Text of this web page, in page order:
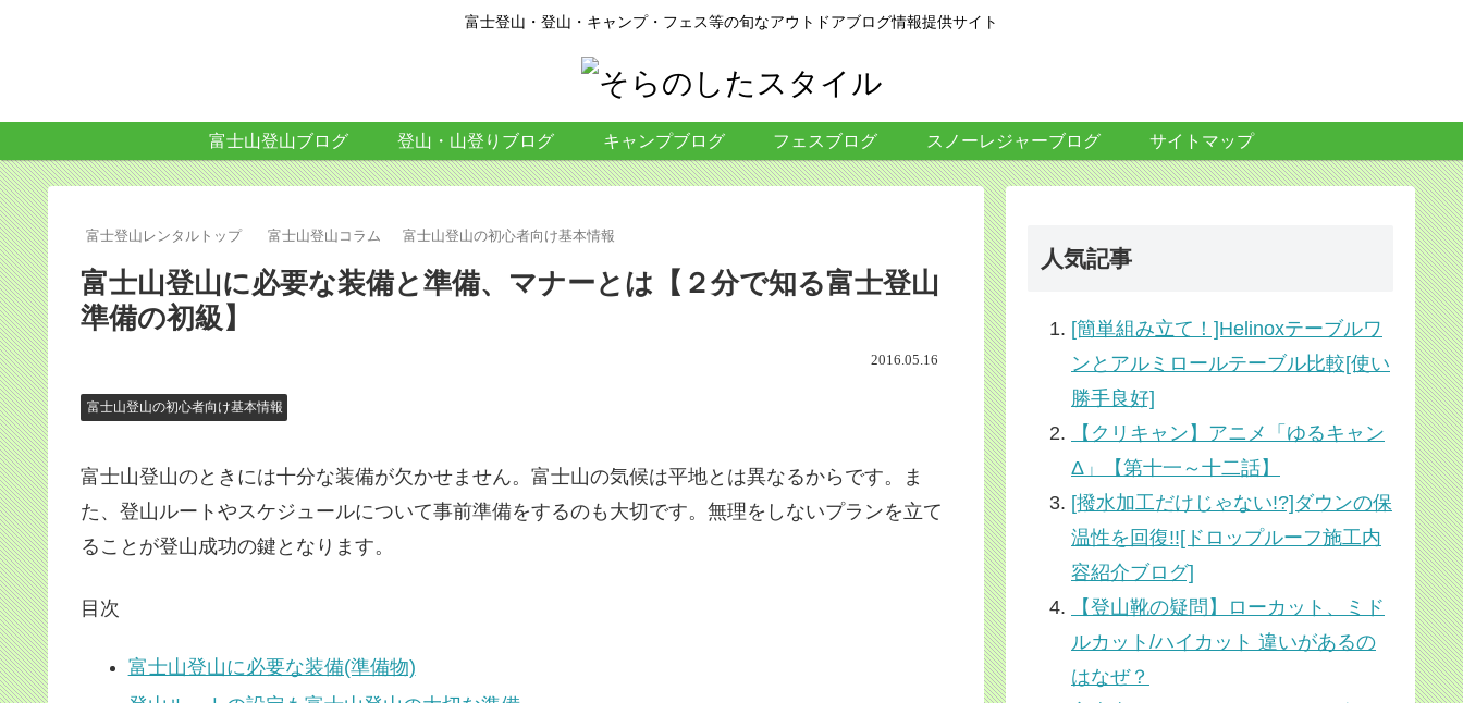
富士登山・登山・キャンプ・フェス等の旬なアウトドアブログ情報提供サイト
富士山登山ブログ 登山・山登りブログ キャンプブログ フェスブログ スノーレジャーブログ サイトマップ
富士登山レンタルトップ 富士山登山コラム 富士山登山の初心者向け基本情報
富士山登山に必要な装備と準備、マナーとは【２分で知る富士登山
準備の初級】
2016.05.16
富士山登山の初心者向け基本情報
富士山登山のときには十分な装備が欠かせません。富士山の気候は平地とは異なるからです。ま
た、登山ルートやスケジュールについて事前準備をするのも大切です。無理をしないプランを立て
ることが登山成功の鍵となります。
目次
富士山登山に必要な装備(準備物)
人気記事
[簡単組み立て！]Helinoxテーブルワ
ンとアルミロールテーブル比較[使い
勝手良好]
【クリキャン】アニメ「ゆるキャン
Δ」【第十一～十二話】
[撥水加工だけじゃない!?]ダウンの保
温性を回復!![ドロップルーフ施工内
容紹介ブログ]
【登山靴の疑問】ローカット、ミド
ルカット/ハイカット 違いがあるの
はなぜ？